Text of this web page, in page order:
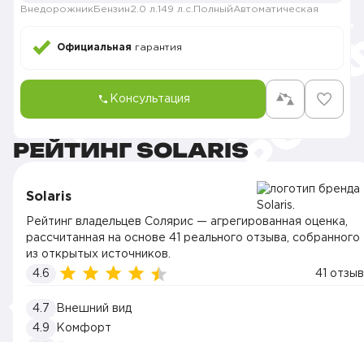
Внедорожник Бензин2.0 л. 149 л.с. ПолныйАвтоматическая
Официальная гарантия
Консультация
РЕЙТИНГ SOLARIS
Solaris
Рейтинг владельцев Солярис — агрегированная оценка,
рассчитанная на основе 41 реального отзыва, собранного
из открытых источников.
4.6
41 отзыв
4.7
Внешний вид
4.9
Комфорт